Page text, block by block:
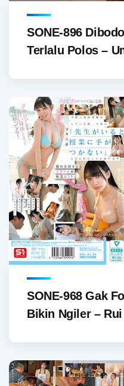
SONE-896
Terlalu Polos –
SONE-968 Gak
Bikin Ngiler –